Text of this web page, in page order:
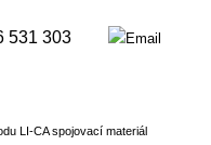
531 303